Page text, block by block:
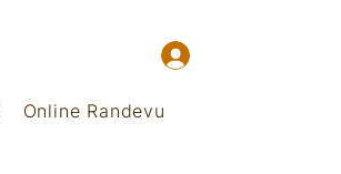
Online Randevu